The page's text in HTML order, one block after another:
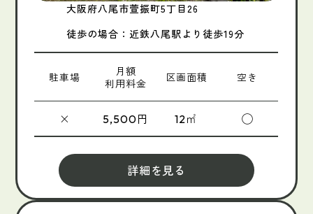
大阪府八尾市萱振町5丁目26
徒歩の場合：近鉄八尾駅より徒歩19分
駐車場
月額
利用料金
区画面積 空き
× 5,500円 12 ㎡ ◯
詳細を見る